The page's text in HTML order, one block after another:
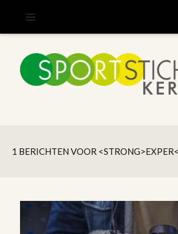
1 BERICHTEN VOOR